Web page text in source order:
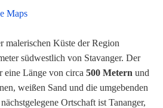
Maps
malerischen Küste der Region
südwestlich von Stavanger. Der
eine Länge von circa 500 Metern und
weißen Sand und die umgebenden
Ortschaft ist Tananger,